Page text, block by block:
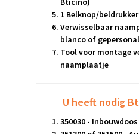
1 Belknop/
Verwisselbaar
blanco of
Tool voor montage
naamplaatje
U heeft nodig
350030 -